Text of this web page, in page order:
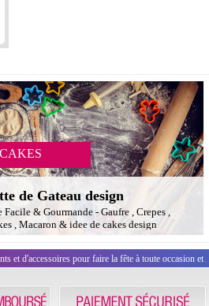
de Gateau design
Facile & Gourmande - Gaufre , Crepes ,
, Macaron & idee de cakes design
et d'accessoires pour faire la fête à toute occasion et